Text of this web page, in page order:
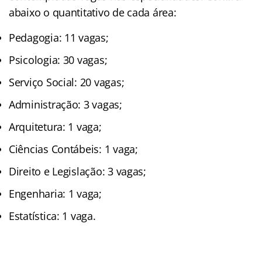
abaixo o quantitativo de cada área:
Pedagogia: 11 vagas;
Psicologia: 30 vagas;
Serviço Social: 20 vagas;
Administração: 3 vagas;
Arquitetura: 1 vaga;
Ciências Contábeis: 1 vaga;
Direito e Legislação: 3 vagas;
Engenharia: 1 vaga;
Estatística: 1 vaga.